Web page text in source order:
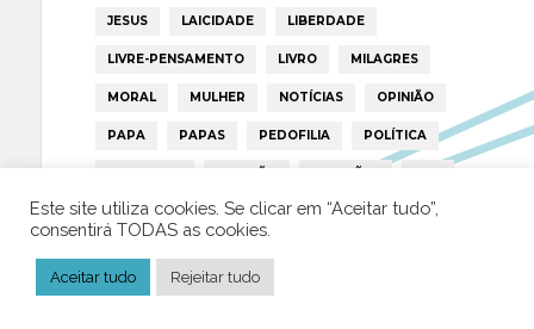
JESUS LAICIDADE LIBERDADE
LIVRE-PENSAMENTO LIVRO MILAGRES
MORAL MULHER NOTÍCIAS OPINIÃO
PAPA PAPAS PEDOFILIA POLÍTICA
PORTUGAL RELIGIÃO RELIGIÕES RTP
TRUMP VATICANO
Este site utiliza cookies. Se clicar em “Aceitar tudo”,
consentirá TODAS as cookies.
Aceitar tudo Rejeitar tudo